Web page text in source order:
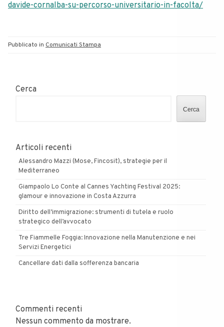
davide-cornalba-su-percorso-universitario-in-facolta/
Pubblicato in Comunicati Stampa
Cerca
Cerca
Articoli recenti
Alessandro Mazzi (Mose, Fincosit), strategie per il
Mediterraneo
Giampaolo Lo Conte al Cannes Yachting Festival 2025:
glamour e innovazione in Costa Azzurra
Diritto dell’immigrazione: strumenti di tutela e ruolo
strategico dell’avvocato
Tre Fiammelle Foggia: Innovazione nella Manutenzione e nei
Servizi Energetici
Cancellare dati dalla sofferenza bancaria
Commenti recenti
Nessun commento da mostrare.